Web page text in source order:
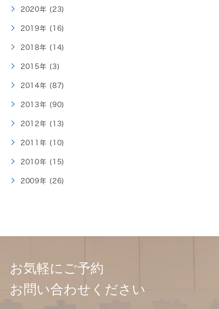
2020年 (23)
2019年 (16)
2018年 (14)
2015年 (3)
2014年 (87)
2013年 (90)
2012年 (13)
2011年 (10)
2010年 (15)
2009年 (26)
お気軽にご予約
お問い合わせください